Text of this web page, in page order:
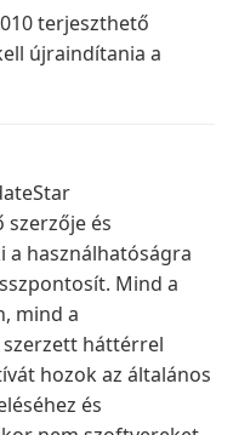
terjeszthető
újraindítania a
szerzője és
használhatóságra
Mind a
mind a
háttérrel
hozok az általános
és